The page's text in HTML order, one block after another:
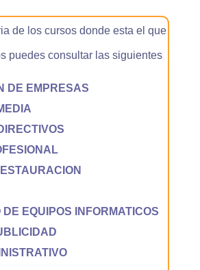
de los cursos donde esta el que
consultar las siguientes
DE EMPRESAS
EQUIPOS INFORMATICOS